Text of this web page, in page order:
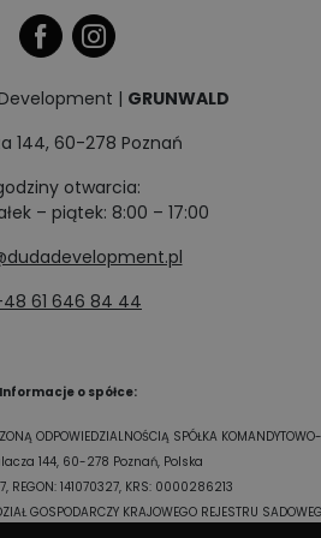
| GRUNWALD
144, 60-278 Poznań
otwarcia:
– piątek: 8:00 – 17:00
61 646 84 44
Informacje o spółce:
ODPOWIEDZIALNOŚCIĄ SPÓŁKA
144, 60-278 Poznań, Polska
REGON: 141070327, KRS: 0000286213
GOSPODARCZY KRAJOWEGO REJESTRU